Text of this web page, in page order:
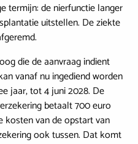
termijn: de nierfunctie langer
uitstellen. De ziekte
die de aanvraag indient
vanaf nu ingediend worden
jaar, tot 4 juni 2028. De
betaalt 700 euro
kosten van de opstart van
ook tussen. Dat komt